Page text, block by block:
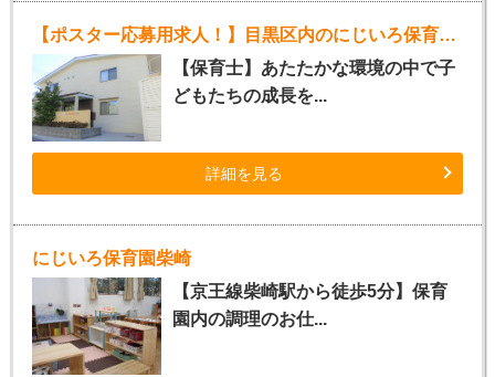
【ポスター応募用求人！】目黒区内のにじいろ保育園（正社員）
【保育士】あたたかな環境の中で子
どもたちの成長を...
詳細を見る
にじいろ保育園柴崎
【京王線柴崎駅から徒歩5分】保育
園内の調理のお仕...